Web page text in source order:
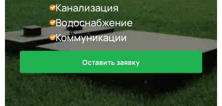
Канализация
Водоснабжение
Коммуникации
Оставить заявку